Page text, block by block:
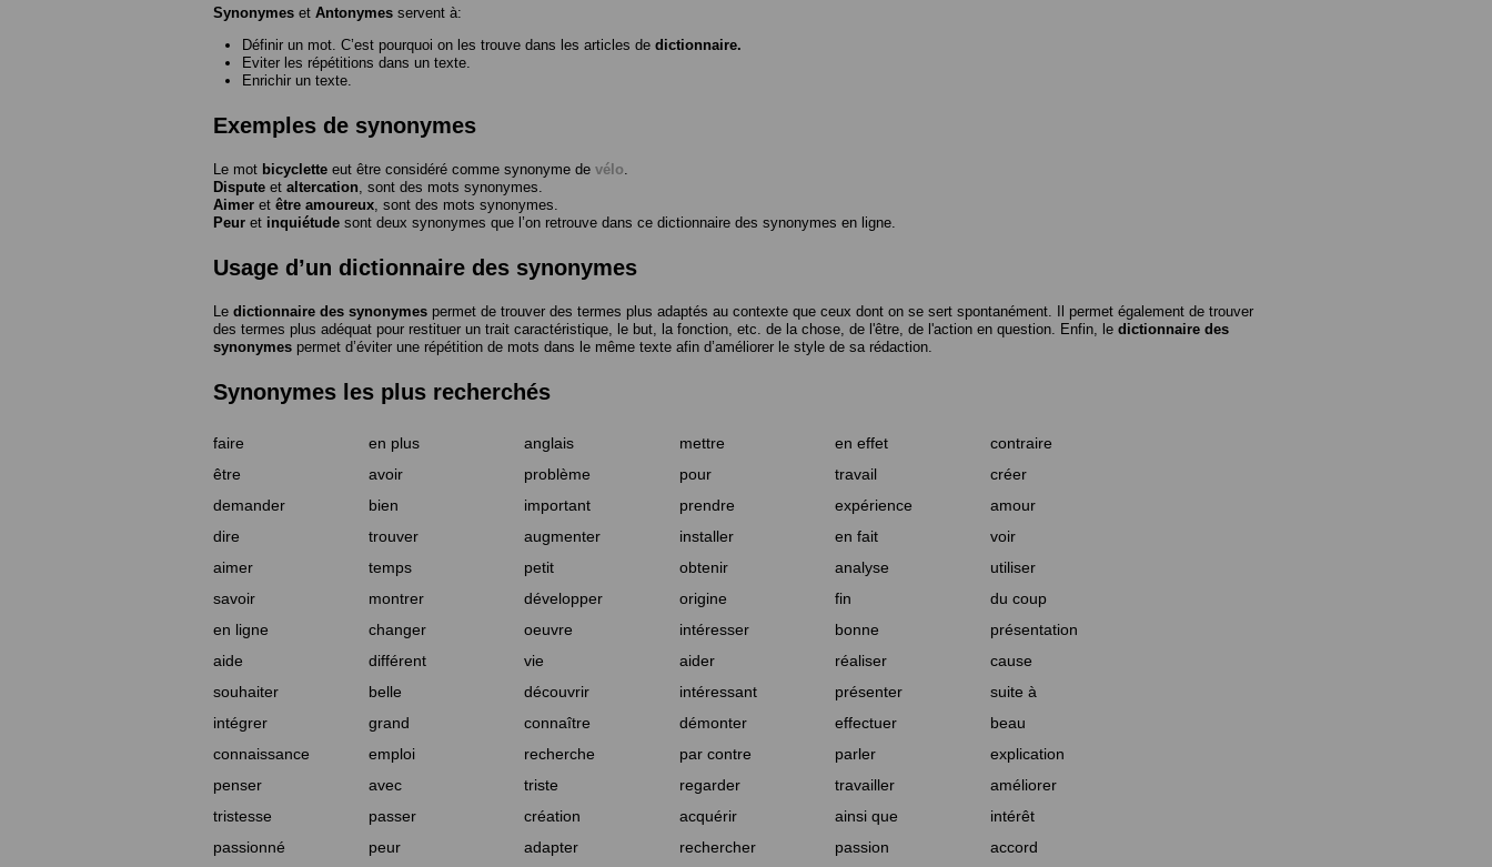
Synonymes et Antonymes servent à:
Définir un mot. C’est pourquoi on les trouve dans les articles de dictionnaire.
Eviter les répétitions dans un texte.
Enrichir un texte.
Exemples de synonymes
Le mot bicyclette eut être considéré comme synonyme de vélo
Dispute et altercation , sont des mots synonymes.
Aimer et être amoureux , sont des mots synonymes.
Peur et inquiétude sont deux synonymes que l’on retrouve dans ce dictionnaire des synonymes en ligne.
Usage d’un dictionnaire des synonymes
Le dictionnaire des synonymes permet de trouver des termes plus adaptés au contexte que ceux dont on se sert spontanément. Il permet également de trouver
des termes plus adéquat pour restituer un trait caractéristique, le but, la fonction, etc. de la chose, de l'être, de l'action en question. Enfin, le dictionnaire des
synonymes permet d’éviter une répétition de mots dans le même texte afin d’améliorer le style de sa rédaction.
Synonymes les plus recherchés
faire en plus anglais mettre en effet
contraire
être
avoir problème pour travail
créer
demander
bien important prendre expérience
amour
dire
trouver augmenter installer en fait
voir
aimer
temps petit obtenir analyse
utiliser
savoir
montrer développer origine fin
du coup
en ligne
changer oeuvre intéresser bonne
présentation
aide
différent vie aider réaliser
cause
souhaiter
belle découvrir intéressant présenter
suite à
intégrer
grand connaître démonter effectuer
beau
connaissance
emploi recherche par contre parler
explication
penser
avec triste regarder travailler
améliorer
tristesse
passer création acquérir ainsi que
intérêt
passionné
peur adapter rechercher passion accord